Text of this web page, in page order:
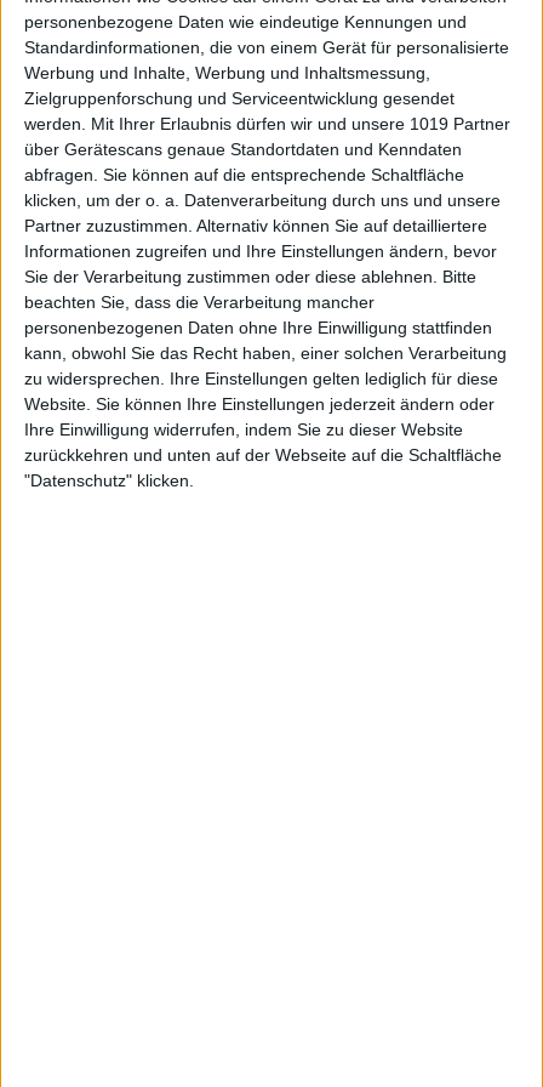
personenbezogene Daten wie eindeutige Kennungen und
Standardinformationen, die von einem Gerät für personalisierte
Werbung und Inhalte, Werbung und Inhaltsmessung,
Zielgruppenforschung und Serviceentwicklung gesendet
werden.
Mit Ihrer Erlaubnis dürfen wir und unsere 1019 Partner
über Gerätescans genaue Standortdaten und Kenndaten
abfragen. Sie können auf die entsprechende Schaltfläche
klicken, um der o. a. Datenverarbeitung durch uns und unsere
Partner zuzustimmen. Alternativ können Sie auf detailliertere
Informationen zugreifen und Ihre Einstellungen ändern, bevor
Sie der Verarbeitung zustimmen oder diese ablehnen.
Bitte
beachten Sie, dass die Verarbeitung mancher
personenbezogenen Daten ohne Ihre Einwilligung stattfinden
kann, obwohl Sie das Recht haben, einer solchen Verarbeitung
zu widersprechen. Ihre Einstellungen gelten lediglich für diese
Website. Sie können Ihre Einstellungen jederzeit ändern oder
Ihre Einwilligung widerrufen, indem Sie zu dieser Website
zurückkehren und unten auf der Webseite auf die Schaltfläche
"Datenschutz" klicken.